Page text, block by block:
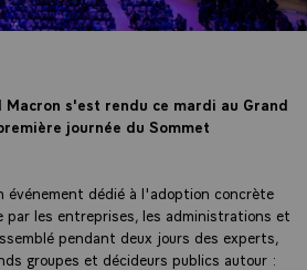
Macron s'est rendu ce mardi au Grand
journée du Sommet
événement dédié à l'adoption concrète
par les entreprises, les administrations et
pendant deux jours des experts,
groupes et décideurs publics autour :